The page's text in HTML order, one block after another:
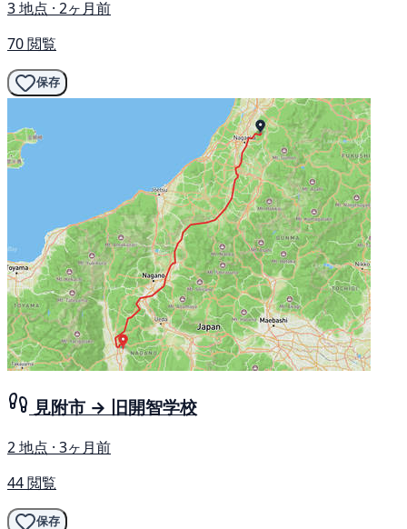
3 地点 · 2ヶ月前
70 閲覧
保存
見附市 → 旧開智学校
2 地点 · 3ヶ月前
44 閲覧
保存